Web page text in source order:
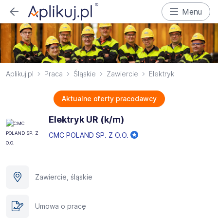
Menu
Aplikuj.pl Praca Śląskie Zawiercie Elektryk
Aktualne oferty pracodawcy
Elektryk UR (k/m)
CMC POLAND SP. Z O.O.
Zawiercie, śląskie
Umowa o pracę